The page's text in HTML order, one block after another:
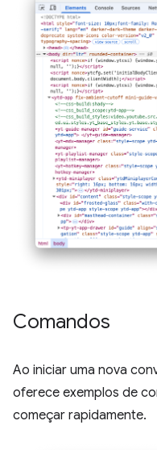
Comandos
Ao iniciar uma nova
oferece exemplos de
começar rapidamente.